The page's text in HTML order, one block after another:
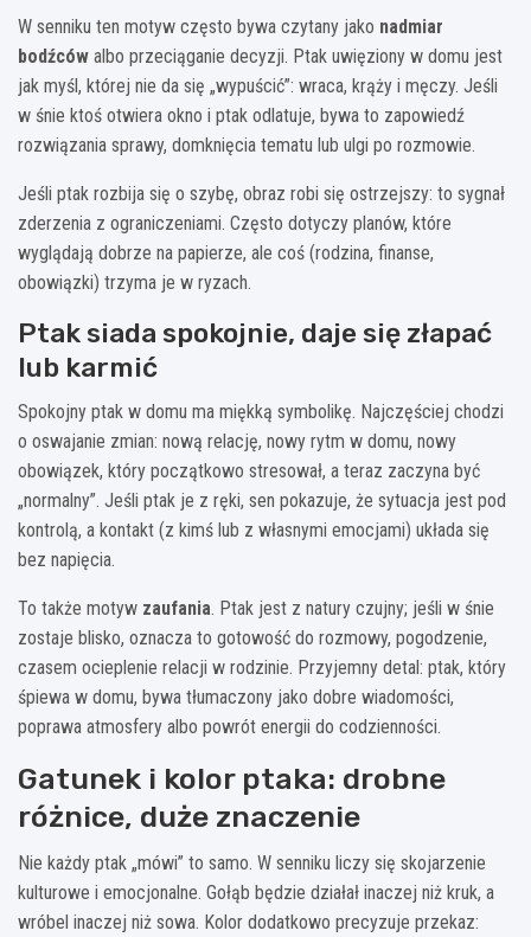
W senniku ten motyw często bywa czytany jako nadmiar
bodźców albo przeciąganie decyzji. Ptak uwięziony w domu jest
jak myśl, której nie da się „wypuścić”: wraca, krąży i męczy. Jeśli
w śnie ktoś otwiera okno i ptak odlatuje, bywa to zapowiedź
rozwiązania sprawy, domknięcia tematu lub ulgi po rozmowie.
Jeśli ptak rozbija się o szybę, obraz robi się ostrzejszy: to sygnał
zderzenia z ograniczeniami. Często dotyczy planów, które
wyglądają dobrze na papierze, ale coś (rodzina, finanse,
obowiązki) trzyma je w ryzach.
Ptak siada spokojnie, daje się złapać
lub karmić
Spokojny ptak w domu ma miękką symbolikę. Najczęściej chodzi
o oswajanie zmian: nową relację, nowy rytm w domu, nowy
obowiązek, który początkowo stresował, a teraz zaczyna być
„normalny”. Jeśli ptak je z ręki, sen pokazuje, że sytuacja jest pod
kontrolą, a kontakt (z kimś lub z własnymi emocjami) układa się
bez napięcia.
To także motyw zaufania. Ptak jest z natury czujny; jeśli w śnie
zostaje blisko, oznacza to gotowość do rozmowy, pogodzenie,
czasem ocieplenie relacji w rodzinie. Przyjemny detal: ptak, który
śpiewa w domu, bywa tłumaczony jako dobre wiadomości,
poprawa atmosfery albo powrót energii do codzienności.
Gatunek i kolor ptaka: drobne
różnice, duże znaczenie
Nie każdy ptak „mówi” to samo. W senniku liczy się skojarzenie
kulturowe i emocjonalne. Gołąb będzie działał inaczej niż kruk, a
wróbel inaczej niż sowa. Kolor dodatkowo precyzuje przekaz: